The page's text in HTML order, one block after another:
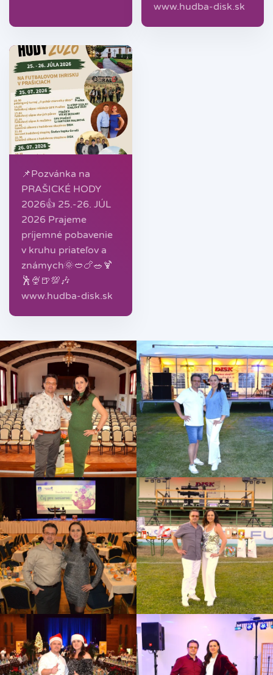
www.hudba-disk.sk
📌Pozvánka na
PRAŠICKÉ HODY
2026👍 25.-26. JÚL
2026 Prajeme
príjemné pobavenie
v kruhu priateľov a
známych🌞🥙🍗🥗🍹
🕺🍨🍺💯🎶
www.hudba-disk.sk